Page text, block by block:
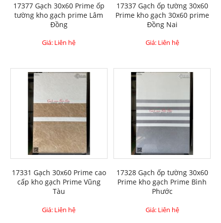
17377 Gạch 30x60 Prime ốp
tường kho gạch prime Lâm
Đồng
Giá: Liên hệ
17337 Gạch ốp tường 30x60
Prime kho gạch 30x60 prime
Đồng Nai
Giá: Liên hệ
17331 Gạch 30x60 Prime cao
cấp kho gạch Prime Vũng
Tàu
Giá: Liên hệ
17328 Gạch ốp tường 30x60
Prime kho gạch Prime Bình
Phước
Giá: Liên hệ